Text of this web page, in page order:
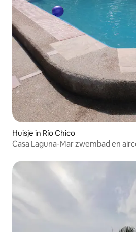
Huisje in Río Chico
Casa Laguna-Mar zwembad en